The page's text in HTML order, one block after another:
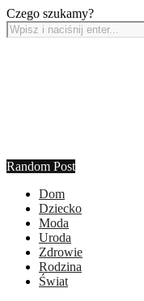
Czego szukamy?
Random Post
Dom
Dziecko
Moda
Uroda
Zdrowie
Rodzina
Świat